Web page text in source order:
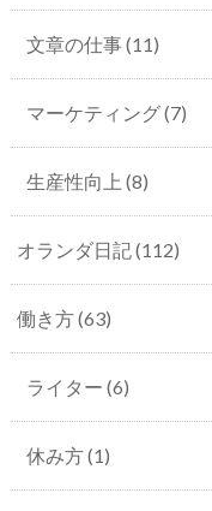
文章の仕事(11)
マーケティング(7)
生産性向上 (8)
オランダ日記(112)
働き方(63)
ライター (6)
休み方(1)